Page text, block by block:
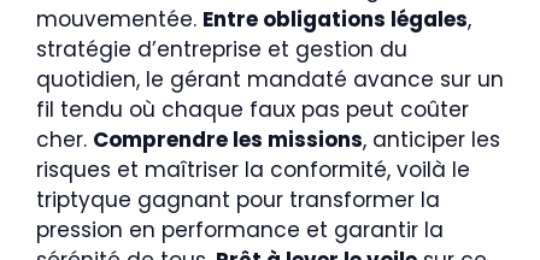
mouvementée. Entre obligations légales,
stratégie d’entreprise et gestion du
quotidien, le gérant mandaté avance sur un
fil tendu où chaque faux pas peut coûter
cher. Comprendre les missions, anticiper les
risques et maîtriser la conformité, voilà le
triptyque gagnant pour transformer la
pression en performance et garantir la